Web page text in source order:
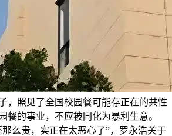
，照见了全国校园餐可能存正在的共性
餐的事业，不应被同化为暴利生意。
么贵，实正在太恶心了”，罗永浩关于